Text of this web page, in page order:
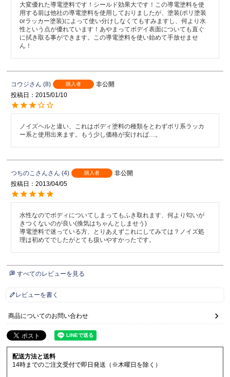
大変優れた導電塗料です！シールド効果大です！この導電塗料を使
用する前は他社の導電塗料を使用しておりましたが、塗装(ポリ塗装
orラッカー塗装)によって使い分けしなくてもすみますし、何より水
性という点が優れています！あやまってボデイ表面についても直ぐ
に拭き取る事ができます。この導電塗料を使い始めて手放せませ
ん！
コウジ 8 購入者
非公開
投稿日
2015/01/10
ノイズヘルと違い、これはボディ塗料の種類をとわずポリ系ラッカ
ー系と使用出来ます。もう少し価格が安ければ…。
つちのこさん 4 購入者
非公開
投稿日
2013/04/05
水性なのでボディについてしまってもふき取れます、何より匂いが
きつくないのが良い(換気はちゃんとしませう)
導電塗料で迷っている方、とりあえずこれにしてみては？ノイズ処
理は初めてでしたがとても扱いやすかったです。
すべてのレビューを見る
レビューを書く
商品についてのお問い合わせ
配送方法と送料
14時までのご注文受付で即日発送（※木曜日を除く）